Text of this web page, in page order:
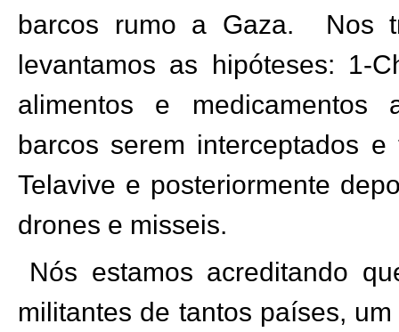
barcos rumo a Gaza.
Nos
levantamos as hipóteses: 1-
alimentos e medicamentos
barcos serem interceptados
Telavive e posteriormente
drones e misseis.
Nós estamos acreditando
militantes de tantos países,